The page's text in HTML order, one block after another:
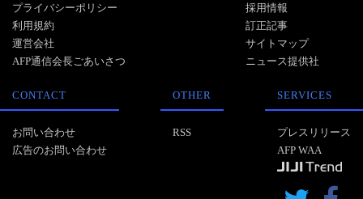
プライバシーポリシー
利用規約
運営会社
AFP通信会長ごあいさつ
採用情報
訂正記事
サイトマップ
ニュース提供社
CONTACT
お問い合わせ
広告のお問い合わせ
OTHER
RSS
SERVICES
プレスリリース
AFP WAA